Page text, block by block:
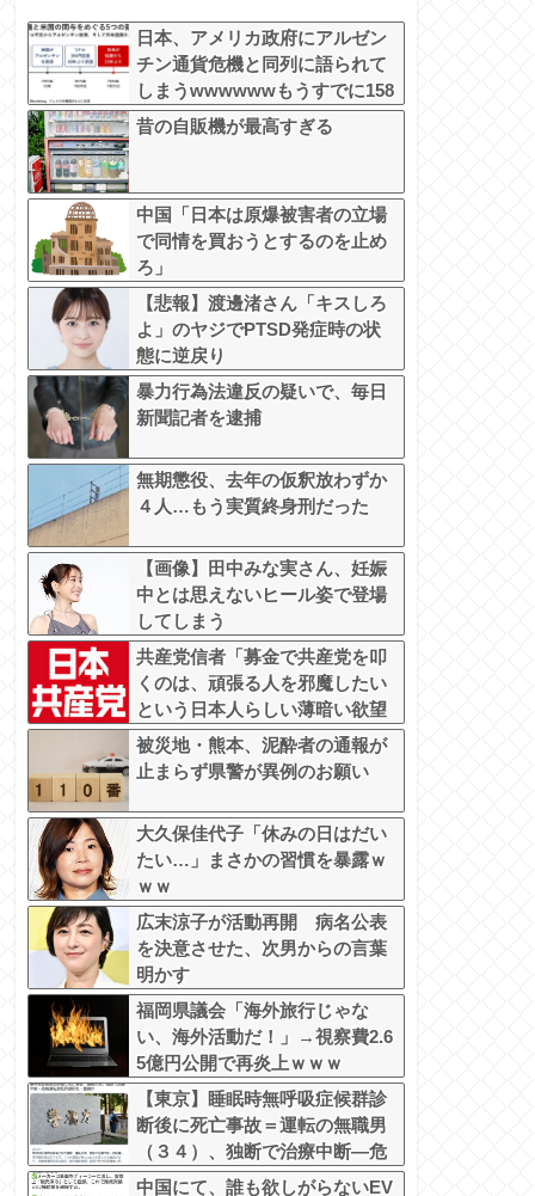
日本、アメリカ政府にアルゼン
チン通貨危機と同列に語られて
しまうwwwwwwもうすでに158
円に戻る
昔の自販機が最高すぎる
中国「日本は原爆被害者の立場
で同情を買おうとするのを止め
ろ」
【悲報】渡邊渚さん「キスしろ
よ」のヤジでPTSD発症時の状
態に逆戻り
暴力行為法違反の疑いで、毎日
新聞記者を逮捕
無期懲役、去年の仮釈放わずか
４人…もう実質終身刑だった
【画像】田中みな実さん、妊娠
中とは思えないヒール姿で登場
してしまう
共産党信者「募金で共産党を叩
くのは、頑張る人を邪魔したい
という日本人らしい薄暗い欲望
のせい」
被災地・熊本、泥酔者の通報が
止まらず県警が異例のお願い
大久保佳代子「休みの日はだい
たい…」まさかの習慣を暴露ｗ
ｗｗ
広末涼子が活動再開 病名公表
を決意させた、次男からの言葉
明かす
福岡県議会「海外旅行じゃな
い、海外活動だ！」→視察費2.6
5億円公開で再炎上ｗｗｗ
【東京】睡眠時無呼吸症候群診
断後に死亡事故＝運転の無職男
（３４）、独断で治療中断―危
険運転致死罪適用も
中国にて、誰も欲しがらないEV